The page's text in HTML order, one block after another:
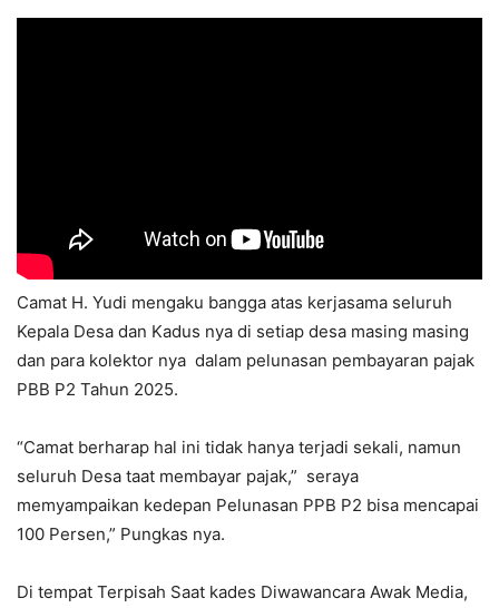
Camat H. Yudi mengaku bangga atas kerjasama seluruh
Kepala Desa dan Kadus nya di setiap desa masing masing
dan para kolektor nya dalam pelunasan pembayaran pajak
PBB P2 Tahun 2025.
“Camat berharap hal ini tidak hanya terjadi sekali, namun
seluruh Desa taat membayar pajak,” seraya
memyampaikan kedepan Pelunasan PPB P2 bisa mencapai
100 Persen,” Pungkas nya.
Di tempat Terpisah Saat kades Diwawancara Awak Media,